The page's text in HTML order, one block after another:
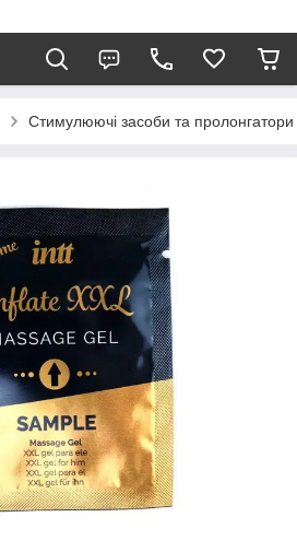
Стимулюючі засоби та пролонгатори